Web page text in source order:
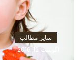
سایر مطالب
آگوست 12, 2016